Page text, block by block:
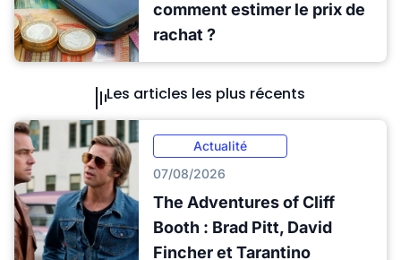
comment estimer le prix de
rachat ?
Les articles les plus récents
Actualité
07/08/2026
The Adventures of Cliff
Booth : Brad Pitt, David
Fincher et Tarantino